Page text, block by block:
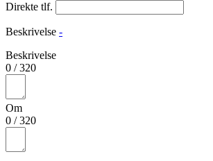
Direkte tlf.
Beskrivelse -
Beskrivelse
0 /320
Om
0 /320